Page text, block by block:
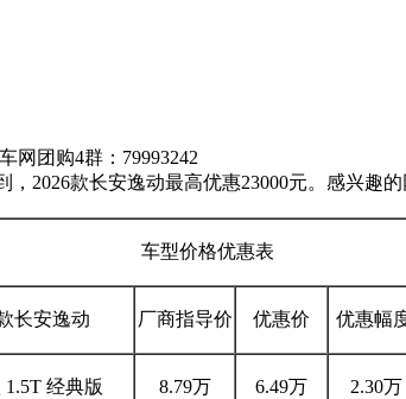
网团购4群：79993242
2026款长安逸动最高优惠23000元。感兴趣
车型价格优惠表
长安逸动 厂商指导价 优惠价 优惠幅
1.5T 经典版 8.79万 6.49万 2.30万